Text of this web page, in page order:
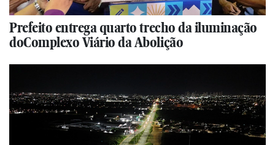
Prefeito entrega quarto trecho da iluminação
doComplexo Viário da Abolição